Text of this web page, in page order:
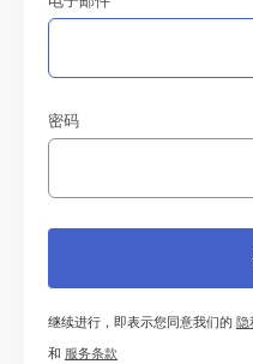
密码
继续进行，即表示您同意我们的 隐
和 服务条款